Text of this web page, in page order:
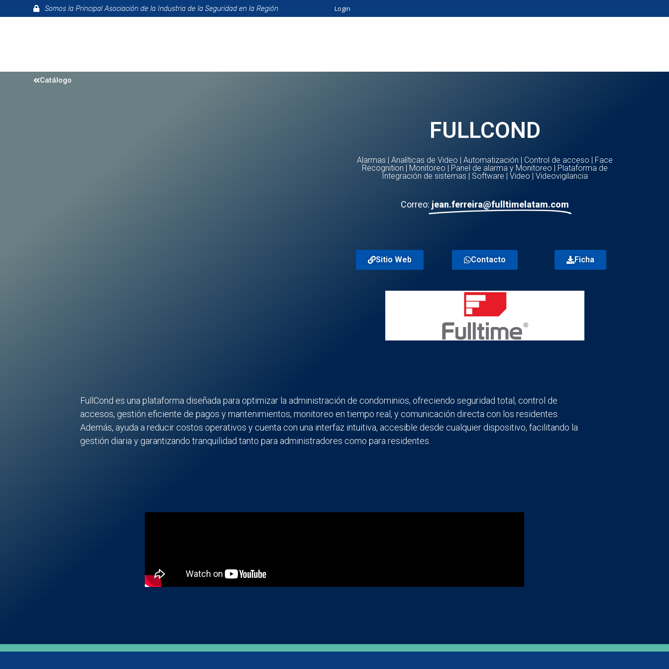
Somos la Principal Asociación de la Industria de la Seguridad en la Región Login
Catálogo
FULLCOND
Alarmas |Analíticas de Video |Automatización | Control de acceso | Face
Recognition | Monitoreo | Panel de alarma y Monitoreo | Plataforma de
Integración de sistemas | Software |Video |Videovigilancia
Correo: jean.ferreira@fulltimelatam.com
Sitio Web Contacto Ficha
FullCond es una plataforma diseñada para optimizar la administración de condominios, ofreciendo seguridad total, control de
accesos, gestión eficiente de pagos y mantenimientos, monitoreo en tiempo real, y comunicación directa con los residentes.
Además, ayuda a reducir costos operativos y cuenta con una interfaz intuitiva, accesible desde cualquier dispositivo, facilitando la
gestión diaria y garantizando tranquilidad tanto para administradores como para residentes.